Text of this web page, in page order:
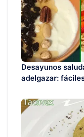
Desayunos
adelgazar: